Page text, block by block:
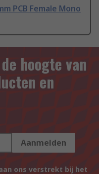
PCB Female Mono
hoogte van
en
Aanmelden
ons verstrekt bij het